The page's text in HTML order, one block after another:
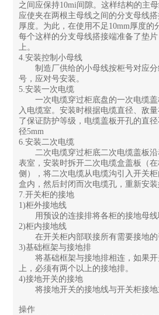
之间应保持10mi间隙。这样结构的主
应使夹在两根主母线之间的分支母线
厚度。为此，在使用不足10mm厚度的
每个这样的分支母线搭接端准备了垫
上。
4.安装控制小母线
制造厂供给的小母线按柜号对应
号，应对号安装。
5.安装一次电缆
一次电缆穿过柜底盘的一次电缆
入电缆室。安装时根据电缆直径、敌
了保证防护等级，电缆盖板开孔的直
径5mm
6.安装二次电缆
二次电缆穿过柜底二次电缆盖板
表室，安装时拆开二次电缆盒盖板（
侧），将二次电缆从电缆沟引入开关
盒内，然后封闭而次电缆孔，重新安
7.开关柜的接地
1)柜外接地线
用预设的连接排将各柜的接地母线
2)柜内接地线
在开关柜内部联接所有需要接地的
3)基础框架与接地排
将基础框架与接地排相连，如果
上，必须有两个以上的接地排。
4)接地开关的接地
将接地开关的接地线与开关柜接地
操作